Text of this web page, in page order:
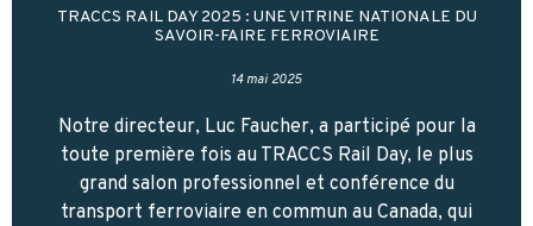
TRACCS RAIL DAY 2025 : UNE VITRINE NATIONALE DU
SAVOIR-FAIRE FERROVIAIRE
14 mai 2025
Notre directeur, Luc Faucher, a participé pour la
toute première fois au TRACCS Rail Day, le plus
grand salon professionnel et conférence du
transport ferroviaire en commun au Canada, qui